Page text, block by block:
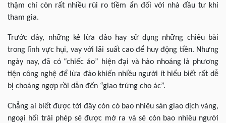
thậm chí còn rất nhiều rủi ro tiềm ẩn đối với nhà đầu tư khi
tham gia.
Trước đây, những kẻ lừa đảo hay sử dụng những chiêu bài
trong lĩnh vực hụi, vay với lãi suất cao để huy động tiền. Nhưng
ngày nay, đã có “chiếc áo” hiện đại và hào nhoáng là phương
tiện công nghệ để lừa đảo khiến nhiều người ít hiểu biết rất dễ
bị choáng ngợp rồi dẫn đến “giao trứng cho ác”.
Chẳng ai biết được tới đây còn có bao nhiêu sàn giao dịch vàng,
ngoại hối trái phép sẽ được mở ra và sẽ còn bao nhiêu người